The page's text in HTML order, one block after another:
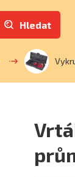
Hledat